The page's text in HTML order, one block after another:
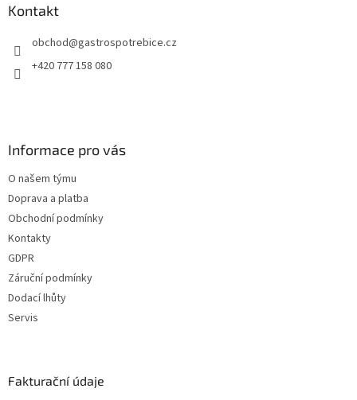
Kontakt
obchod@gastrospotrebice.cz
+420 777 158 080
Informace pro vás
O našem týmu
Doprava a platba
Obchodní podmínky
Kontakty
GDPR
Záruční podmínky
Dodací lhůty
Servis
Fakturační údaje